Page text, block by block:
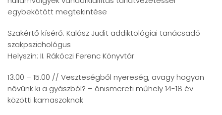
egybekötött megtekintése
Szakértő kísérő: Kalász Judit addiktológiai tanácsadó
szakpszichológus
Helyszín: II. Rákóczi Ferenc Könyvtár
13.00 – 15.00 // Veszteségből nyereség, avagy hogyan
növünk ki a gyászból? – önismereti műhely 14-18 év
közötti kamaszoknak